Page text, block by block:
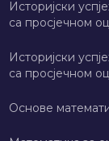
Историјски
са просјечном
Историјски
са просјечном
Основе